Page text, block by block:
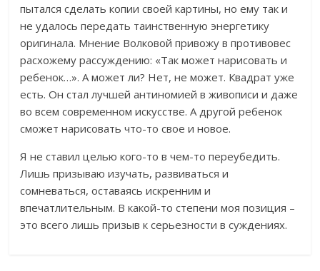
пытался сделать копии своей картины, но ему так и
не удалось передать таинственную энергетику
оригинала. Мнение Волковой привожу в противовес
расхожему рассуждению: «Так может нарисовать и
ребенок…». А может ли? Нет, не может. Квадрат уже
есть. Он стал лучшей антиномией в живописи и даже
во всем современном искусстве. А другой ребенок
сможет нарисовать что-то свое и новое.
Я не ставил целью кого-то в чем-то переубедить.
Лишь призываю изучать, развиваться и
сомневаться, оставаясь искренним и
впечатлительным. В какой-то степени моя позиция –
это всего лишь призыв к серьезности в суждениях.